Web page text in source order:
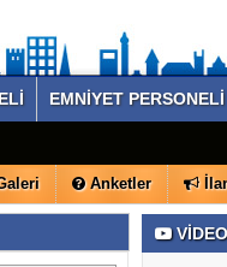
EMNİYET PERSONELİ
Anketler